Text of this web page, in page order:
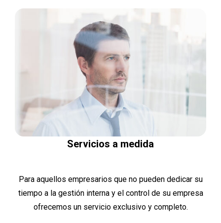
Servicios a medida
Para aquellos empresarios que no pueden dedicar su
tiempo a la gestión interna y el control de su empresa
ofrecemos un servicio exclusivo y completo.